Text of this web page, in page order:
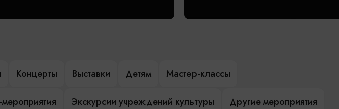
Концерты Выставки Детям Мастер-классы
Экскурсии учреждений культуры Другие мероприятия